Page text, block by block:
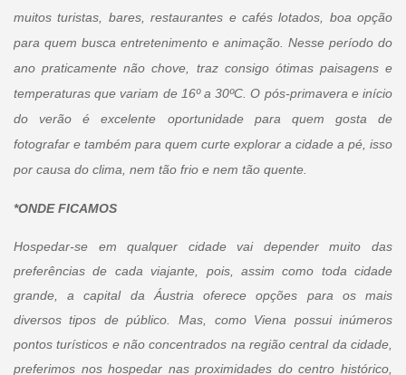
muitos turistas, bares, restaurantes e cafés lotados, boa opção
para quem busca entretenimento e animação. Nesse período do
ano praticamente não chove, traz consigo ótimas paisagens e
temperaturas que variam de 16º a 30ºC. O pós-primavera e início
do verão é excelente oportunidade para quem gosta de
fotografar e também para quem curte explorar a cidade a pé, isso
por causa do clima, nem tão frio e nem tão quente.
*ONDE FICAMOS
Hospedar-se em qualquer cidade vai depender muito das
preferências de cada viajante, pois, assim como toda cidade
grande, a capital da Áustria oferece opções para os mais
diversos tipos de público. Mas, como Viena possui inúmeros
pontos turísticos e não concentrados na região central da cidade,
preferimos nos hospedar nas proximidades do centro histórico,